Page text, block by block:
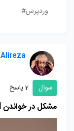
وردپرس#
Alireza
سوال 2 پاسخ
مشکل در خواندن url فارسی در php